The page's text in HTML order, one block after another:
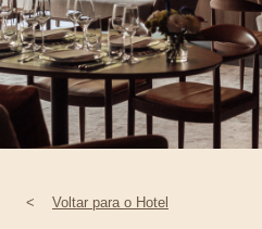
HISTORIA
SOSTENIBILIDAD
CONTACTO
< Voltar para o Hotel